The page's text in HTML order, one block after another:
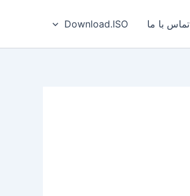
تماس با ما Download.ISO